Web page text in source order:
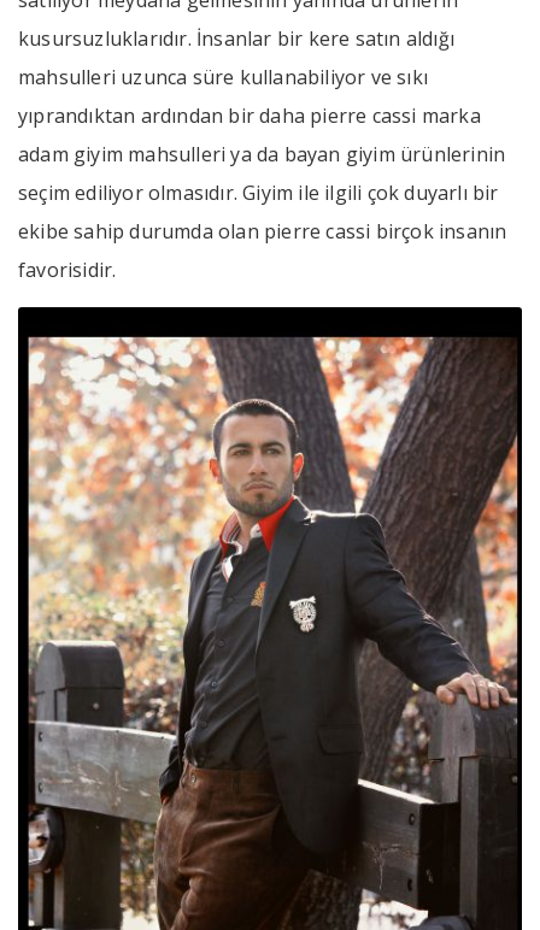
kusursuzluklarıdır. İnsanlar bir kere satın aldığı
mahsulleri uzunca süre kullanabiliyor ve sıkı
yıprandıktan ardından bir daha pierre cassi marka
adam giyim mahsulleri ya da bayan giyim ürünlerinin
seçim ediliyor olmasıdır. Giyim ile ilgili çok duyarlı bir
ekibe sahip durumda olan pierre cassi birçok insanın
favorisidir.